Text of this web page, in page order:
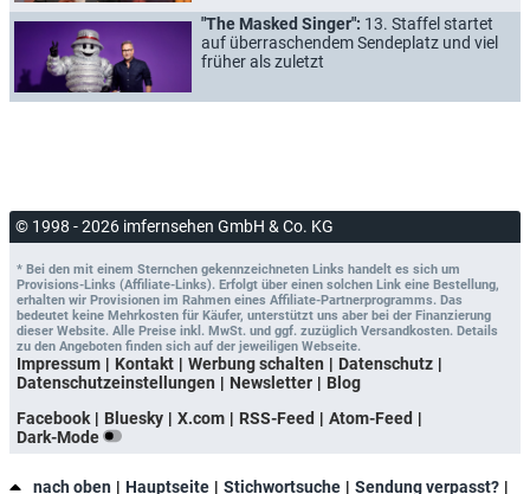
"The Masked Singer": 13. Staffel startet
auf überraschendem Sendeplatz und viel
früher als zuletzt
© 1998 - 2026 imfernsehen GmbH & Co. KG
* Bei den mit einem Sternchen gekennzeichneten Links handelt es sich um
Provisions-Links (Affiliate-Links). Erfolgt über einen solchen Link eine Bestellung,
erhalten wir Provisionen im Rahmen eines Affiliate-Partnerprogramms. Das
bedeutet keine Mehrkosten für Käufer, unterstützt uns aber bei der Finanzierung
dieser Website. Alle Preise inkl. MwSt. und ggf. zuzüglich Versandkosten. Details
zu den Angeboten finden sich auf der jeweiligen Webseite.
Impressum Kontakt Werbung schalten
Datenschutz
Datenschutzeinstellungen
Newsletter
Blog
Facebook
Bluesky X.com RSS-Feed
Atom-Feed
Dark-Mode
nach oben Hauptseite Stichwortsuche Sendung verpasst?